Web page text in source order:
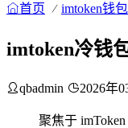
首页 imtoken钱
imtoken冷钱
qbadmin 2026年
聚焦于